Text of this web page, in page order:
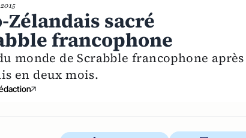
sacré
francophone
monde de Scrabble francophone après
en deux mois.